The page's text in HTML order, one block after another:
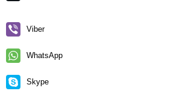
Viber
WhatsApp
Skype